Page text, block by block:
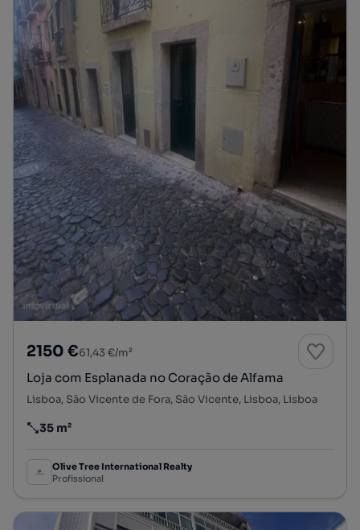
2150 €61,43 €/m²
Loja com Esplanada no Coração de Alfama
Lisboa, São Vicente de Fora, São Vicente, Lisboa, Lisboa
Preço por metro quadrado
35 m²
Olive Tree International Realty
Profissional